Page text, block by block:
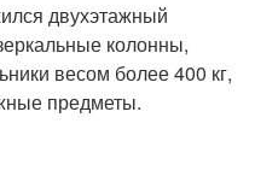
двухэтажный
колонны,
весом более 400 кг,
предметы.